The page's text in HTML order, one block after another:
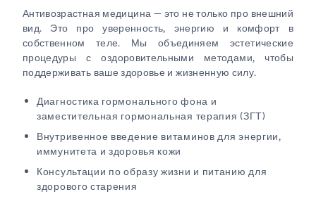
Антивозрастная медицина — это не только про внешний
вид. Это про уверенность, энергию и комфорт в
собственном теле. Мы объединяем эстетические
процедуры с оздоровительными методами, чтобы
поддерживать ваше здоровье и жизненную силу.
Диагностика гормонального фона и
заместительная гормональная терапия (ЗГТ)
Внутривенное введение витаминов для энергии,
иммунитета и здоровья кожи
Консультации по образу жизни и питанию для
здорового старения